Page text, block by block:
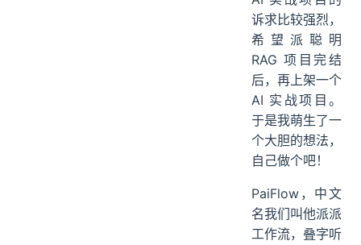
诉求比较强烈，
希望派聪明
RAG 项目完结
后，再上架一个
AI 实战项目。
于是我萌生了一
个大胆的想法，
自己做个吧！
PaiFlow，中文
名我们叫他派派
工作流，叠字听